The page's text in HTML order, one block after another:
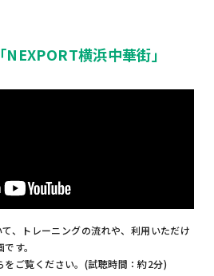
横浜中華街」
、トレーニングの流れや、利用いただけ
す。
をご覧ください。(試聴時間：約2分)